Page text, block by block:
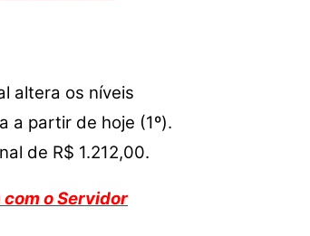
altera os níveis
a partir de hoje (1º).
de R$ 1.212,00.
o Servidor